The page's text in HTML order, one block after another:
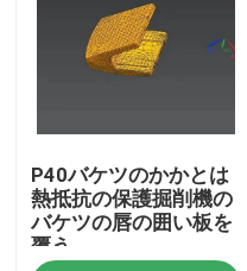
私達について
品質管理
私達に連絡しなさい
P40バケツのかかとは
熱抵抗の保護掘削機の
バケツの唇の囲い板を
覆う